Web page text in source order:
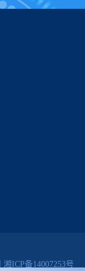
湘ICP备14007253号